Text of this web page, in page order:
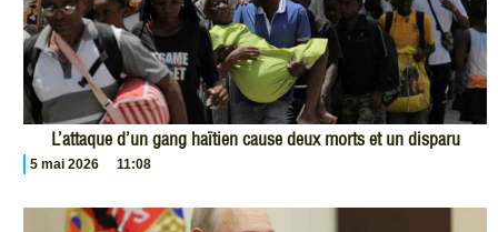
L’attaque d’un gang haïtien cause deux morts et un disparu
5 mai 2026 11:08